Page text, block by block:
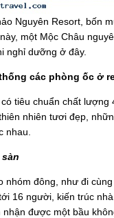
Nguyên Resort, bốn
một Mộc Châu
nghỉ dưỡng ở đây.
các phòng ốc ở
tiêu chuẩn chất lượng
nhiên tươi đẹp,
nhau.
sàn
nhóm đông, như đi
16 người, kiến trúc
nhận được một bầu